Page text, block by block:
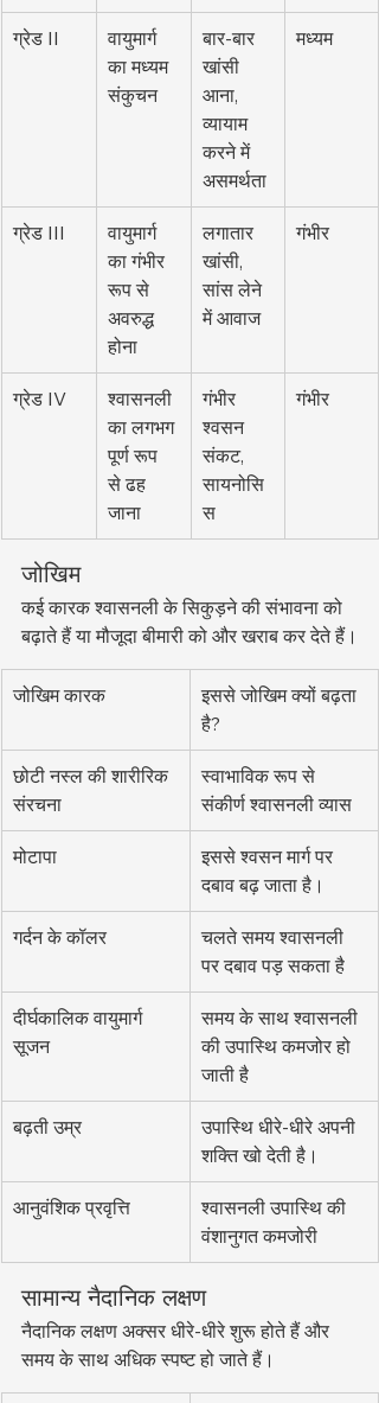
ग्रेड II
वायुमार्ग
का मध्यम
संकुचन
बार-बार
खांसी
आना,
व्यायाम
करने में
असमर्थता
मध्यम
ग्रेड III
वायुमार्ग
का गंभीर
रूप से
अवरुद्ध
होना
लगातार
खांसी,
सांस लेने
में आवाज
गंभीर
ग्रेड IV
श्वासनली
का लगभग
पूर्ण रूप
से ढह
जाना
गंभीर
श्वसन
संकट,
सायनोसि
स
गंभीर
जोखिम
कई कारक श्वासनली के सिकुड़ने की संभावना को
बढ़ाते हैं या मौजूदा बीमारी को और खराब कर देते हैं।
जोखिम कारक
इससे जोखिम क्यों बढ़ता
है?
छोटी नस्ल की शारीरिक
संरचना
स्वाभाविक रूप से
संकीर्ण श्वासनली व्यास
मोटापा
इससे श्वसन मार्ग पर
दबाव बढ़ जाता है।
गर्दन के कॉलर
चलते समय श्वासनली
पर दबाव पड़ सकता है
दीर्घकालिक वायुमार्ग
सूजन
समय के साथ श्वासनली
की उपास्थि कमजोर हो
जाती है
बढ़ती उम्र
उपास्थि धीरे-धीरे अपनी
शक्ति खो देती है।
आनुवंशिक प्रवृत्ति
श्वासनली उपास्थि की
वंशानुगत कमजोरी
सामान्य नैदानिक लक्षण
नैदानिक लक्षण अक्सर धीरे-धीरे शुरू होते हैं और
समय के साथ अधिक स्पष्ट हो जाते हैं।